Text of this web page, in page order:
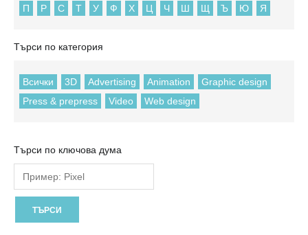
П
Р С Т У Ф Х Ц Ч Ш Щ Ъ Ю Я
Търси по категория
Всички 3D Advertising Animation
Graphic design
Press & prepress
Video Web design
Търси по ключова дума